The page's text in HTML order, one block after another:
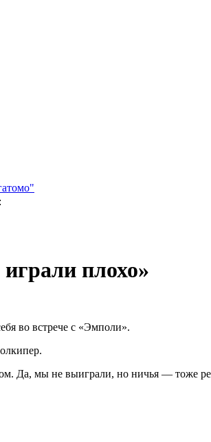
плохо»
во встрече с «Эмполи».
Да, мы не выиграли, но ничья — тоже